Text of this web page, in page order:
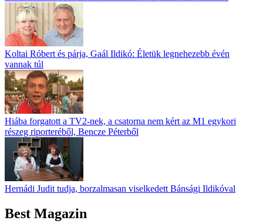
Koltai Róbert és párja, Gaál Ildikó: Életük legnehezebb évén
vannak túl
Hiába forgatott a TV2-nek, a csatorna nem kért az M1 egykori
részeg riporteréből, Bencze Péterből
Hernádi Judit tudja, borzalmasan viselkedett Bánsági Ildikóval
Best Magazin